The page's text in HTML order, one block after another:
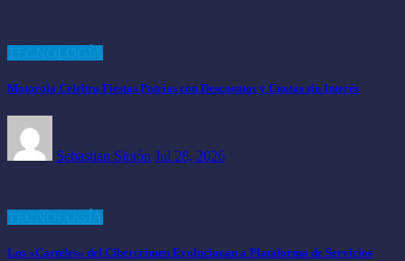
Motorola Celebra Fiestas Patrias con Descuentos y Cuotas sin Interés
Sebastian Sipión Jul 28, 2026
Los «Carteles» del Cibercrimen Evolucionan a Plataforma de Servicios